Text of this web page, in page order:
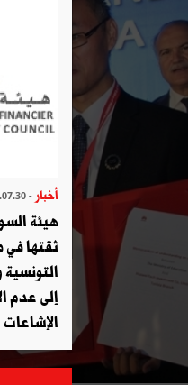
أخبار - 2026.07.30
هيئة
ثقتها في
إلى عدم
الإشاعات